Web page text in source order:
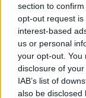
section to
opt-out request
interest-based
us or personal
your opt-out. You
disclosure of
IAB’s list of
also be disclosed